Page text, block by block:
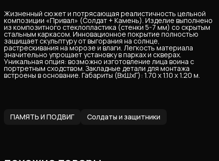
Жизненный сюжет и потрясающая реалистичность цельной
композиции «Привал» (Солдат + Камень). Изделие выполнено
из композитного стеклопластика (стенки 5-7 мм) со скрытым
стальным каркасом. Инновационное покрытие полностью
защищает скульптуру от выгорания на солнце,
растрескивания на морозе и влаги. Легкость материала
значительно упрощает установку в парках и скверах.
Уникальная опция: возможно изготовление лица воина с
портретным сходством. Закладные детали для монтажа
встроены в основание. Габариты (ВхШхГ): 1.70 х 1.10 х 1.20 м.
ПАМЯТЬ И ПОДВИГ Солдаты и защитники